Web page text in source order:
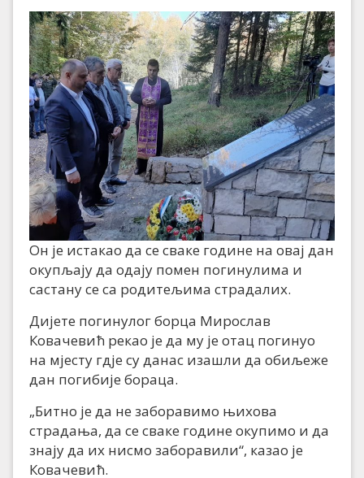
Он је истакао да се сваке године на овај дан
окупљају да одају помен погинулима и
састану се са родитељима страдалих.
Дијете погинулог борца Мирослав
Ковачевић рекао је да му је отац погинуо
на мјесту гдје су данас изашли да обиљеже
дан погибије бораца.
„Битно је да не заборавимо њихова
страдања, да се сваке године окупимо и да
знају да их нисмо заборавили“, казао је
Ковачевић.